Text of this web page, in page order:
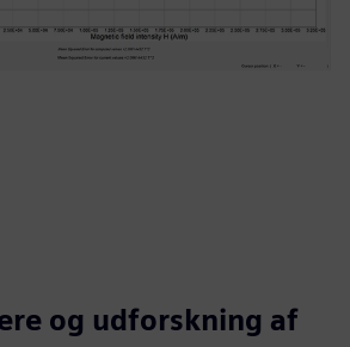
og udforskning af